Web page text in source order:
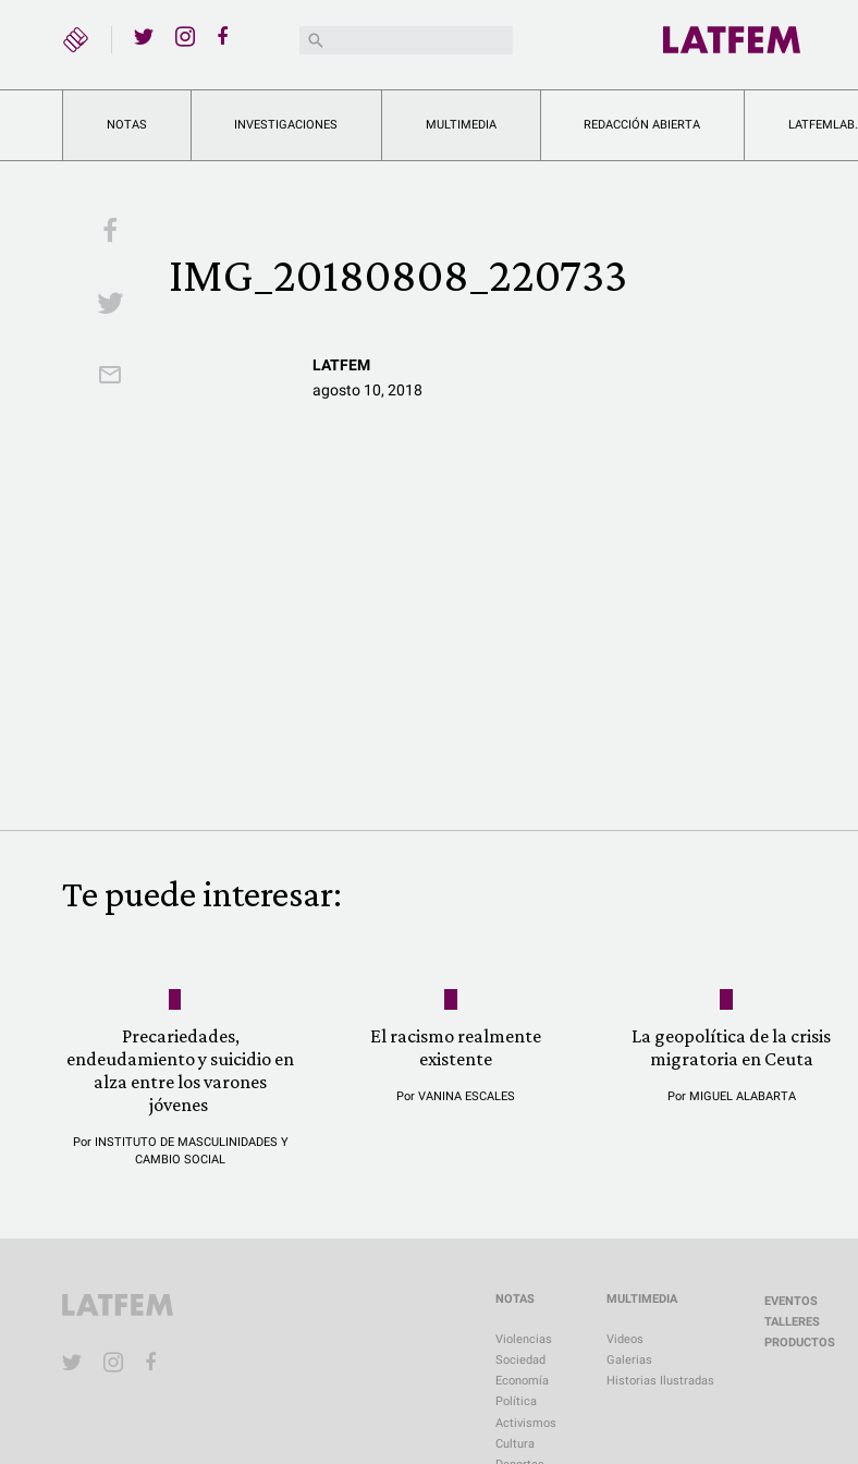
YouTubeBuscar:
NOTAS INVESTIGACIONES MULTIMEDIA REDACCIÓN ABIERTA LATFEMLAB.
IMG_20180808_220733
LATFEM
agosto 10, 2018
Te puede interesar:
Precariedades,
endeudamiento y suicidio en
alza entre los varones
jóvenes
Por INSTITUTO DE MASCULINIDADES Y
CAMBIO SOCIAL
El racismo realmente
existente
PorVANINA ESCALES
La geopolítica de la crisis
migratoria en Ceuta
Por MIGUEL ALABARTA
NOTAS
Violencias
Sociedad
Economía
Política
Activismos
Cultura
MULTIMEDIA
Videos
Galerias
Historias Ilustradas
EVENTOS
TALLERES
PRODUCTOS